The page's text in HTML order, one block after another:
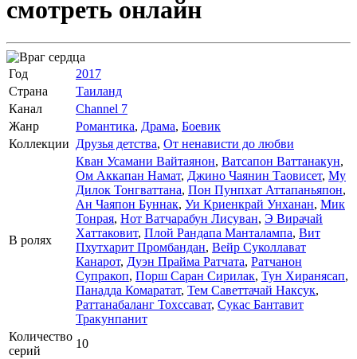
смотреть онлайн
Год
2017
Страна
Таиланд
Канал
Channel 7
Жанр
Романтика, Драма, Боевик
Коллекции Друзья детства, От ненависти до любви
В ролях
Кван Усамани Вайтаянон, Ватсапон Ваттанакун,
Ом Аккапан Намат, Джино Чаянин Таовисет, Му
Дилок Тонгваттана, Пон Пунпхат Аттапаньяпон,
Ан Чаяпон Буннак, Уи Криенкрай Унханан, Мик
Тонрая, Нот Ватчарабун Лисуван, Э Вирачай
Хаттаковит, Плой Рандапа Манталампа, Вит
Пхутхарит Промбандан, Вейр Суколлават
Канарот, Дуэн Прайма Ратчата, Ратчанон
Супракоп, Порш Саран Сирилак, Тун Хиранясап,
Панадда Комаратат, Тем Саветтачай Наксук,
Раттанабаланг Тохссават, Сукас Бантавит
Тракунпанит
Количество
серий
10